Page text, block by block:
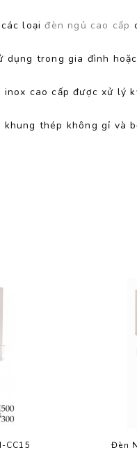
các loạiđèn ngủ cao cấp
dụng trong gia đình
inox cao cấp được xử lý
khung thép không gỉ và
CC15 Đèn